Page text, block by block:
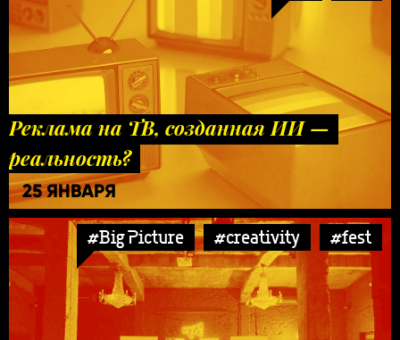
Реклама на ТВ, созданная ИИ —
реальность?
25 ЯНВАРЯ
#Big Picture #creativity #fest